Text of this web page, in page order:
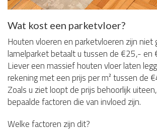
Wat kost een parketvloer?
Houten vloeren en parketvloeren zijn niet
lamelparket betaalt u tussen de €25,- en
Liever een massief houten vloer laten
rekening met een prijs per m² tussen de
Zoals u ziet loopt de prijs behoorlijk
bepaalde factoren die van invloed zijn.
Welke factoren zijn dit?